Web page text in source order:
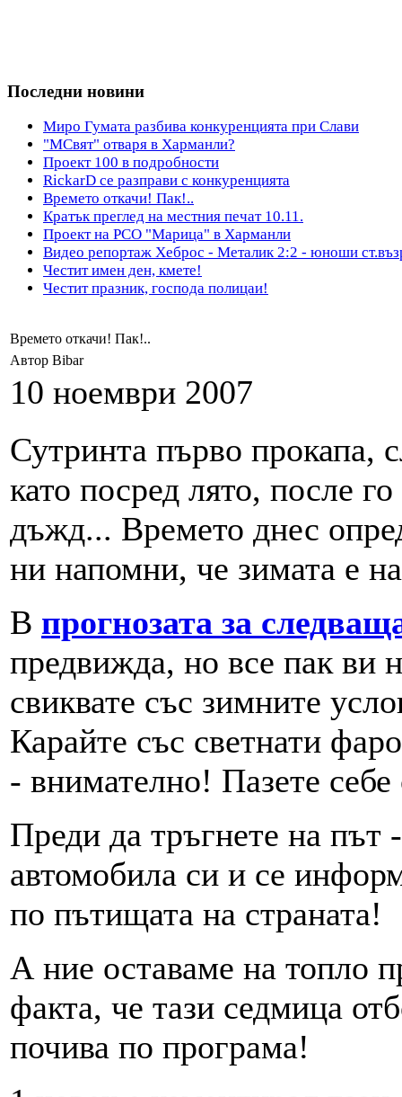
Последни новини
Миро Гумата разбива конкуренцията при Слави
"МСвят" отваря в Харманли?
Проект 100 в подробности
RickarD се разправи с конкуренцията
Времето откачи! Пак!..
Кратък преглед на местния печат 10.11.
Проект на РСО "Марица" в Харманли
Видео репортаж Хеброс - Металик 2:2 - юноши
Честит имен ден, кмете!
Честит празник, господа полицаи!
Времето откачи! Пак!..
Автор Bibar
10 ноември 2007
Сутринта първо прокапа,
като посред лято, после
дъжд... Времето днес
ни напомни, че зимата е
В прогнозата за
предвижда, но все пак ви
свиквате със зимните
Карайте със светнати
- внимателно! Пазете
Преди да тръгнете на път
автомобила си и се
по пътищата на страната!
А ние оставаме на топло
факта, че тази седмица
почива по програма!